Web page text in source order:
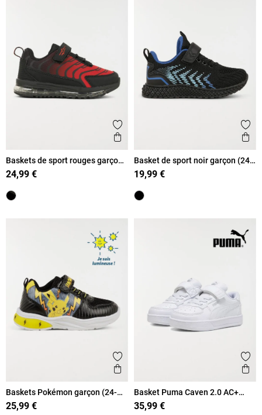
Ajouter aux favoris
Aperçu rapide
Baskets de sport rouges garçon
(25-30)
24,99 €
Basket de sport noir garçon (24-
30)
19,99 €
Ajouter aux favoris
Aperçu rapide
Baskets Pokémon garçon (24-
30)
25,99 €
Basket Puma Caven 2.0 AC+
garcon (24-27)
35,99 €